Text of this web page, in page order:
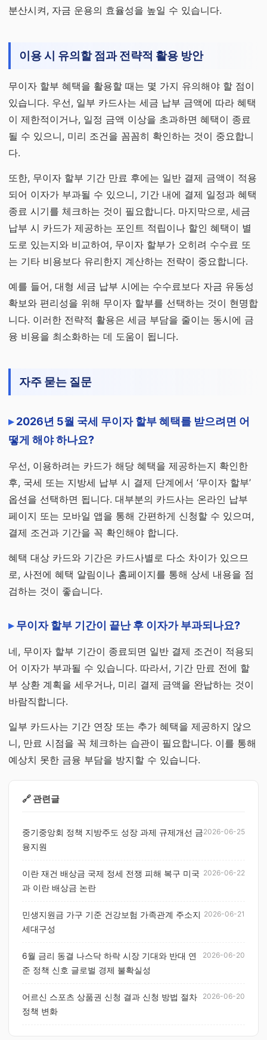
분산시켜, 자금 운용의 효율성을 높일 수 있습니다.
이용 시 유의할 점과 전략적 활용 방안
무이자 할부 혜택을 활용할 때는 몇 가지 유의해야 할 점이
있습니다. 우선, 일부 카드사는 세금 납부 금액에 따라 혜택
이 제한적이거나, 일정 금액 이상을 초과하면 혜택이 종료
될 수 있으니, 미리 조건을 꼼꼼히 확인하는 것이 중요합니
다.
또한, 무이자 할부 기간 만료 후에는 일반 결제 금액이 적용
되어 이자가 부과될 수 있으니, 기간 내에 결제 일정과 혜택
종료 시기를 체크하는 것이 필요합니다. 마지막으로, 세금
납부 시 카드가 제공하는 포인트 적립이나 할인 혜택이 별
도로 있는지와 비교하여, 무이자 할부가 오히려 수수료 또
는 기타 비용보다 유리한지 계산하는 전략이 중요합니다.
예를 들어, 대형 세금 납부 시에는 수수료보다 자금 유동성
확보와 편리성을 위해 무이자 할부를 선택하는 것이 현명합
니다. 이러한 전략적 활용은 세금 부담을 줄이는 동시에 금
융 비용을 최소화하는 데 도움이 됩니다.
자주 묻는 질문
2026년 5월 국세 무이자 할부 혜택를 받으려면 어
떻게 해야 하나요?
우선, 이용하려는 카드가 해당 혜택을 제공하는지 확인한
후, 국세 또는 지방세 납부 시 결제 단계에서 ‘무이자 할부’
옵션을 선택하면 됩니다. 대부분의 카드사는 온라인 납부
페이지 또는 모바일 앱을 통해 간편하게 신청할 수 있으며,
결제 조건과 기간을 꼭 확인해야 합니다.
혜택 대상 카드와 기간은 카드사별로 다소 차이가 있으므
로, 사전에 혜택 알림이나 홈페이지를 통해 상세 내용을 점
검하는 것이 좋습니다.
무이자 할부 기간이 끝난 후 이자가 부과되나요?
네, 무이자 할부 기간이 종료되면 일반 결제 조건이 적용되
어 이자가 부과될 수 있습니다. 따라서, 기간 만료 전에 할
부 상환 계획을 세우거나, 미리 결제 금액을 완납하는 것이
바람직합니다.
일부 카드사는 기간 연장 또는 추가 혜택을 제공하지 않으
니, 만료 시점을 꼭 체크하는 습관이 필요합니다. 이를 통해
예상치 못한 금융 부담을 방지할 수 있습니다.
🔗 관련글
중기중앙회 정책 지방주도 성장 과제 규제개선 금
융지원
2026-06-25
이란 재건 배상금 국제 정세 전쟁 피해 복구 미국
과 이란 배상금 논란
2026-06-22
민생지원금 가구 기준 건강보험 가족관계 주소지
세대구성
2026-06-21
6월 금리 동결 나스닥 하락 시장 기대와 반대 연
준 정책 신호 글로벌 경제 불확실성
2026-06-20
어르신 스포츠 상품권 신청 결과 신청 방법 절차
정책 변화
2026-06-20